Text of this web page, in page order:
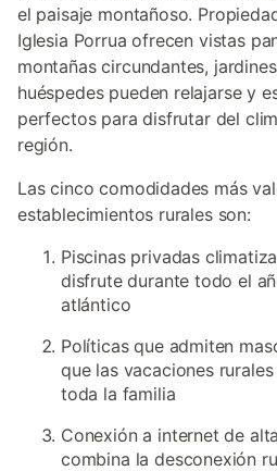
el paisaje montañoso.
Iglesia Porrua ofrecen vistas
montañas circundantes,
huéspedes pueden relajarse y
perfectos para disfrutar del
región.
Las cinco comodidades más
establecimientos rurales son:
Piscinas privadas
disfrute durante todo el
atlántico
Políticas que admiten
que las vacaciones
toda la familia
Conexión a internet de
combina la desconexión